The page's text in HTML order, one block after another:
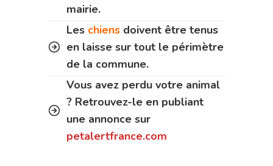
mairie.
Les chiens doivent être tenus
en laisse sur tout le périmètre
de la commune.
Vous avez perdu votre animal
? Retrouvez-le en publiant
une annonce sur
petalertfrance.com